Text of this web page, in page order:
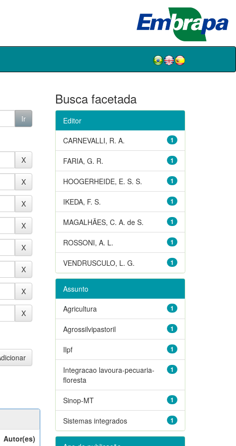
Autor(es)
Busca facetada
Editor
1
CARNEVALLI, R. A.
1
FARIA, G. R.
1
HOOGERHEIDE, E. S. S.
1
IKEDA, F. S.
1
MAGALHÃES, C. A. de S.
1
ROSSONI, A. L.
1
VENDRUSCULO, L. G.
Assunto
1
Agricultura
1
Agrossilvipastoril
1
Ilpf
1
Integracao lavoura-pecuaria-
floresta
1
Sinop-MT
1
Sistemas integrados